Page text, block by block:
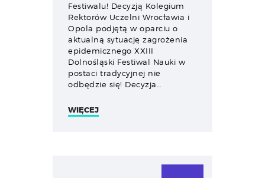
Festiwalu! Decyzją Kolegium
Rektorów Uczelni Wrocławia i
Opola podjętą w oparciu o
aktualną sytuację zagrożenia
epidemicznego XXIII
Dolnośląski Festiwal Nauki w
postaci tradycyjnej nie
odbędzie się! Decyzja…
WIĘCEJ